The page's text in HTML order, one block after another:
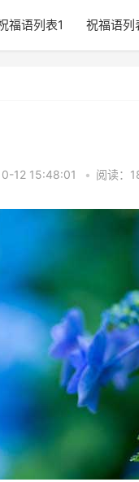
福语列表1 祝福语列
12 15:48:01 • 阅读：